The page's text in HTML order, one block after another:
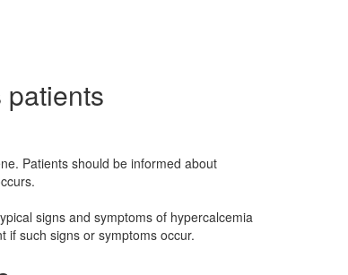
Patients should be informed about
signs and symptoms of hypercalcemia
if such signs or symptoms occur.